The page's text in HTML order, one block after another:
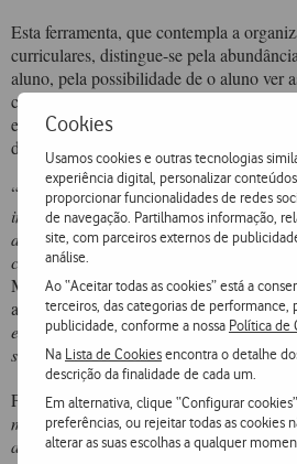
Cookies
Usamos cookies e outras tecnologias
experiência digital, personalizar
proporcionar funcionalidades de redes
de navegação. Partilhamos informação,
site, com parceiros externos de
análise.
Ao “Aceitar todas as cookies” está a
terceiros, das categorias de performance,
publicidade, conforme a nossa Política de
Na Lista de Cookiesencontra o detalhe
descrição da finalidade de cada um.
Em alternativa, clique “Configurar
preferências, ou rejeitar todas as cookies
alterar as suas escolhas a qualquer
Esta ferramenta, que contempla a
curriculares, distingue-se pela
aluno, pela possibilidade de o aluno ver
classificadas por professores-corretores e
encarregados de educação (através de
desempenho dos seus educandos).
“ Caminhamos para um futuro cada vez
interativo e, como tal, as novas
desenvolvidas para serem um
conhecimento e até mesmo nas práticas
Mário Vaz, Presidente da Fundação
acrescenta: “Os jovens são, por
experiências dinâmicas e
será seguramente um poderoso aliado
Para José Manuel Matias, da
modelo pedagógico de ensino pode ser
as novas tecnologias ao serviço dos